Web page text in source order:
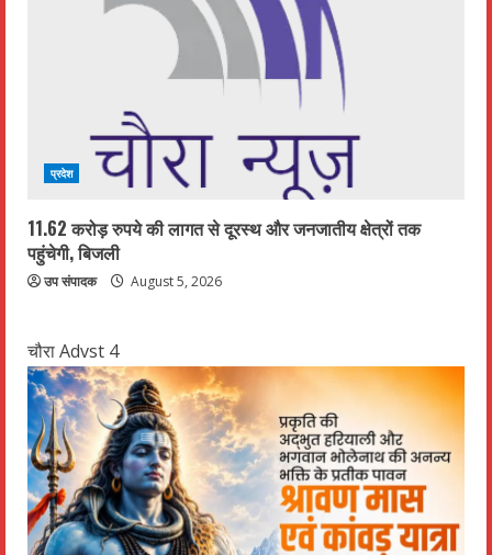
प्रदेश
11.62 करोड़ रुपये की लागत से दूरस्थ और जनजातीय क्षेत्रों तक
पहुंचेगी, बिजली
उप संपादक August 5, 2026
चौरा Advst 4